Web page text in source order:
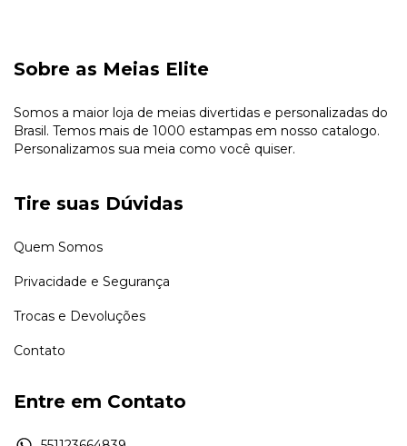
Sobre as Meias Elite
Somos a maior loja de meias divertidas e personalizadas do
Brasil. Temos mais de 1000 estampas em nosso catalogo.
Personalizamos sua meia como você quiser.
Tire suas Dúvidas
Quem Somos
Privacidade e Segurança
Trocas e Devoluções
Contato
Entre em Contato